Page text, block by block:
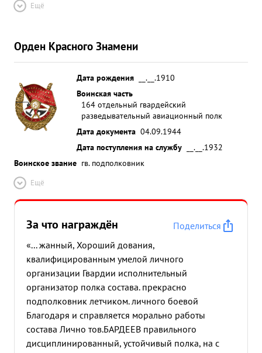
Ещё
Орден Красного Знамени
Дата рождения
__.__.1910
Воинская часть
164 отдельный гвардейский
разведывательный авиационный полк
Дата документа 04.09.1944
Дата поступления на службу
__.__.1932
Воинское звание гв. подполковник
Ещё
За что награждён
Поделиться
«... жанный, Хороший дования,
квалифицированным умелой личного
организации Гвардии исполнительный
организатор полка состава. прекрасно
подполковник летчиком. личного боевой
Благодаря и справляется морально работы
состава Лично тов.БАРДЕЕВ правильного
дисциплинированный, устойчивый полка, на с